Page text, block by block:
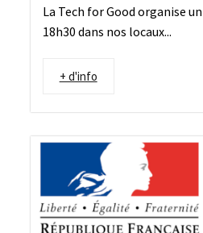
La Tech for Good organise
18h30 dans nos locaux...
+ d'info